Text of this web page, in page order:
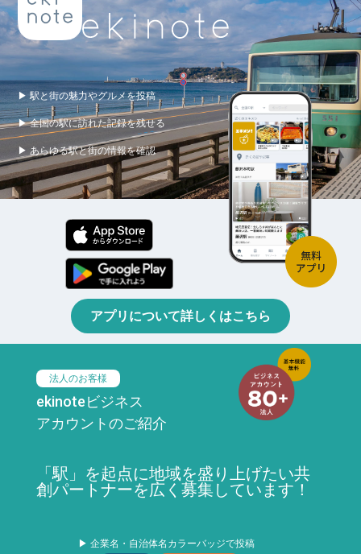
▶ 駅と街の魅力やグルメを投稿
▶ 全国の駅に訪れた記録を残せる
▶ あらゆる駅と街の情報を確認
アプリについて詳しくはこちら
法人のお客様
ekinoteビジネス
アカウントのご紹介
「駅」を起点に地域を盛り上げたい共
創パートナーを広く募集しています！
▶ 企業名・自治体名カラーバッジで投稿